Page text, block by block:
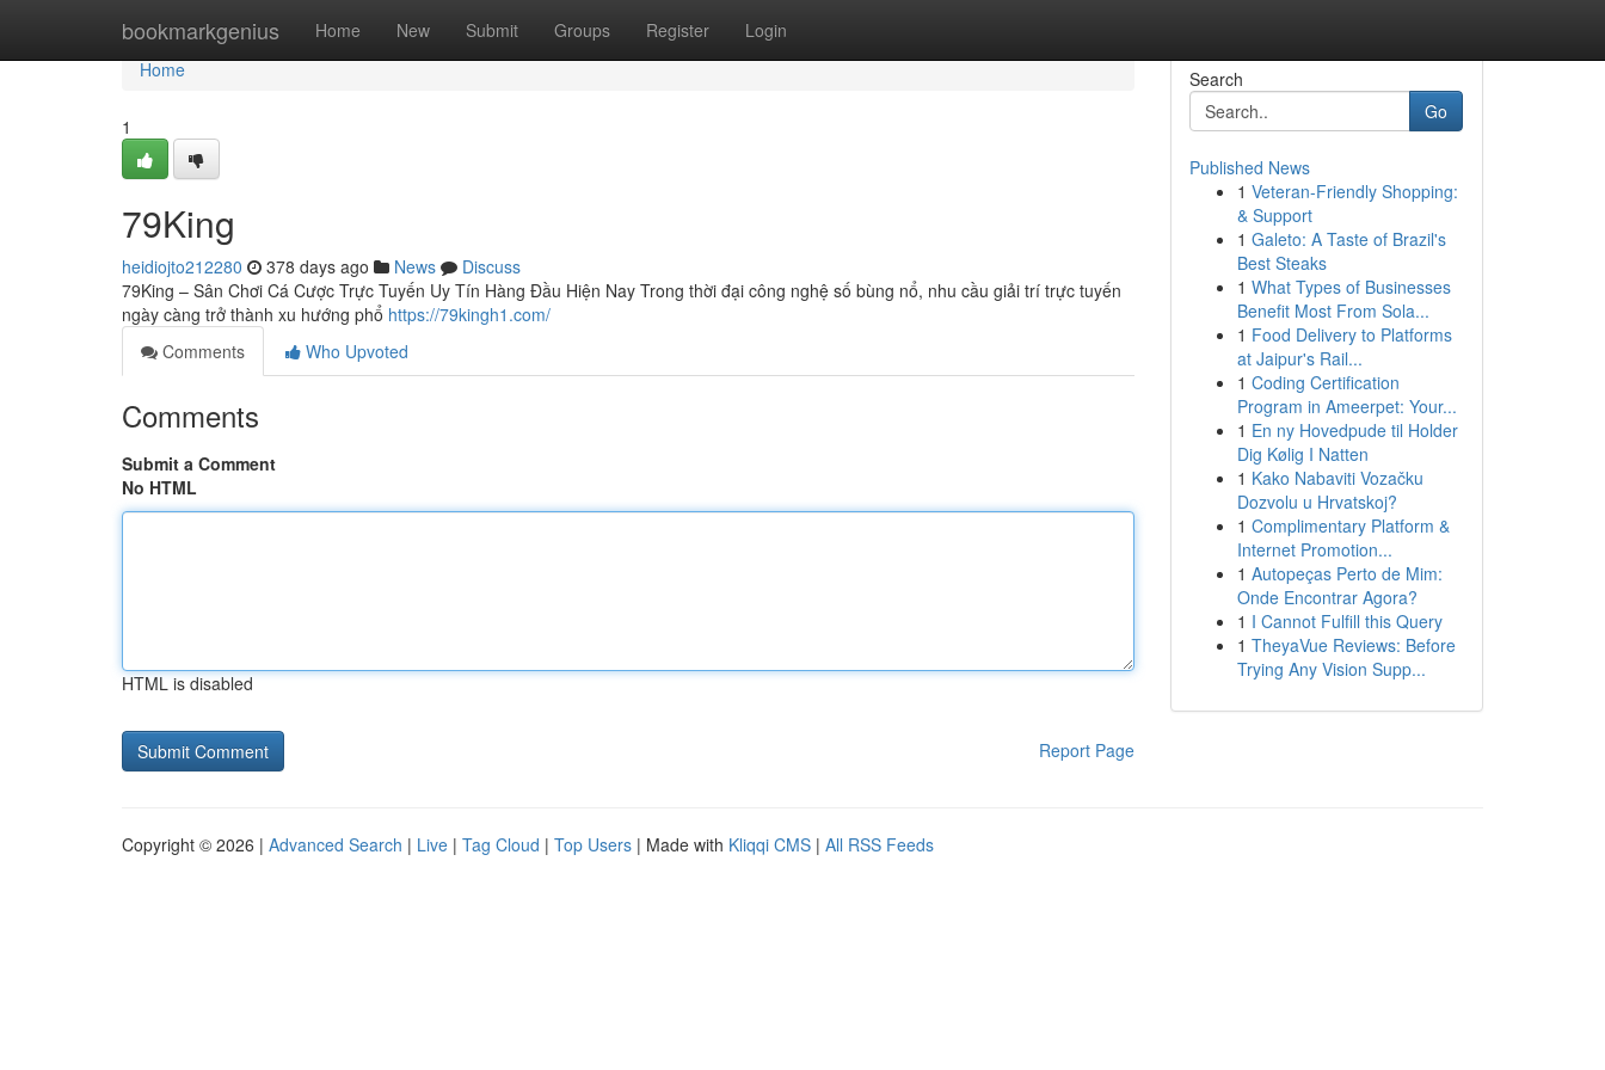
bookmarkgenius Home New Submit Groups Register Login
Home
Home
1
79King
heidiojto212280 378 days ago News
Discuss
79King – Sân Chơi Cá Cược Trực Tuyến Uy Tín Hàng Đầu Hiện Nay Trong thời đại công nghệ số bùng nổ, nhu cầu giải trí trực tuyến
ngày càng trở thành xu hướng phổ https://79kingh1.com/
Comments
Who Upvoted
Comments
Submit a Comment
No HTML
HTML is disabled
Report Page
Search
Go
Published News
1 Veteran-Friendly Shopping:
& Support
1 Galeto: A Taste of Brazil's
Best Steaks
1 What Types of Businesses
Benefit Most From Sola...
1 Food Delivery to Platforms
at Jaipur's Rail...
1 Coding Certification
Program in Ameerpet: Your...
1 En ny Hovedpude til Holder
Dig Kølig I Natten
1 Kako Nabaviti Vozačku
Dozvolu u Hrvatskoj?
1 Complimentary Platform &
Internet Promotion...
1 Autopeças Perto de Mim:
Onde Encontrar Agora?
1 I Cannot Fulfill this Query
1 TheyaVue Reviews: Before
Trying Any Vision Supp...
Copyright © 2026 | Advanced Search | Live | Tag Cloud | Top Users | Made with Kliqqi CMS | All RSS Feeds